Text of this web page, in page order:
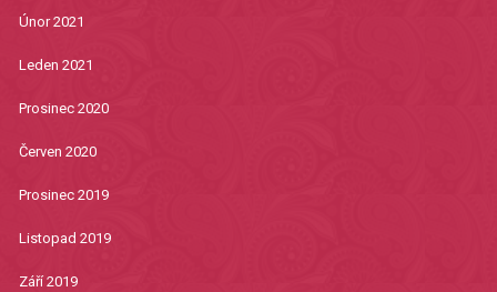
Únor 2021
Leden 2021
Prosinec 2020
Červen 2020
Prosinec 2019
Listopad 2019
Září 2019